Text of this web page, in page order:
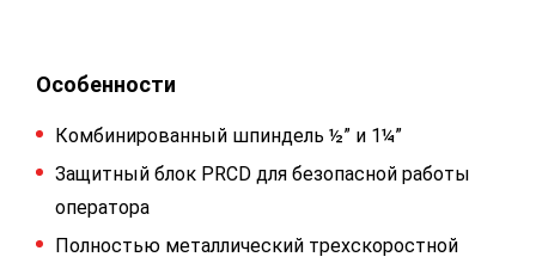
Особенности
Комбинированный шпиндель ½” и 1¼”
Защитный блок PRCD для безопасной работы
оператора
Полностью металлический трехскоростной